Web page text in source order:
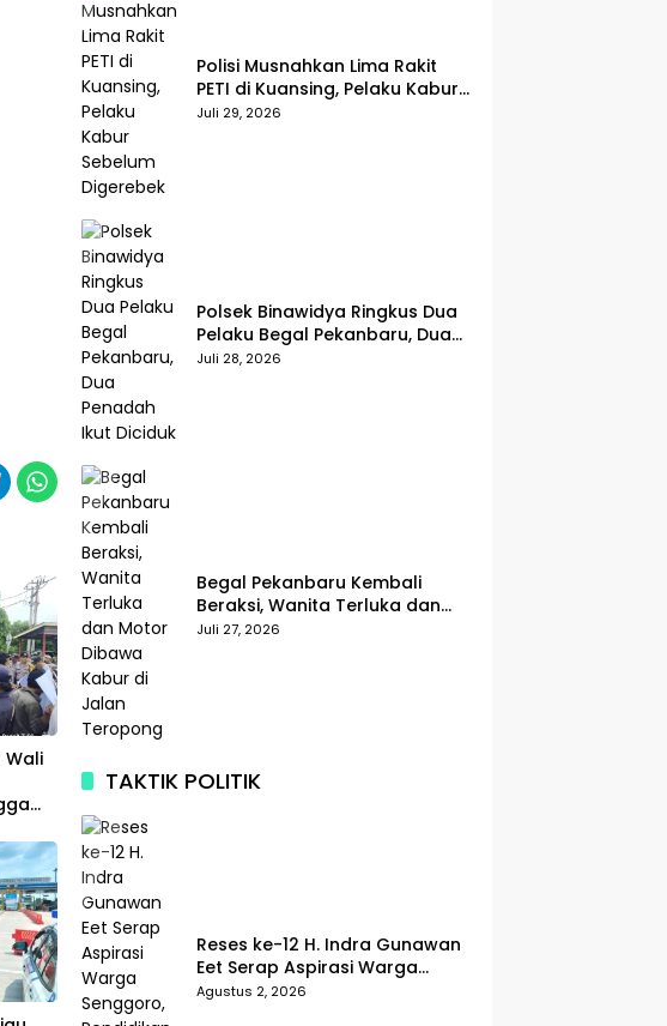
Wali
Polisi Musnahkan Lima Rakit
PETI di Kuansing, Pelaku Kabur
Sebelum Digerebek
Juli 29, 2026
Polsek Binawidya Ringkus Dua
Pelaku Begal Pekanbaru, Dua
Penadah Ikut Diciduk
Juli 28, 2026
Begal Pekanbaru Kembali
Beraksi, Wanita Terluka dan
Motor Dibawa Kabur di Jalan
Juli 27, 2026
TAKTIK POLITIK
Reses ke-12 H. Indra Gunawan
Eet Serap Aspirasi Warga
Senggoro, Pendidikan hingga
Agustus 2, 2026